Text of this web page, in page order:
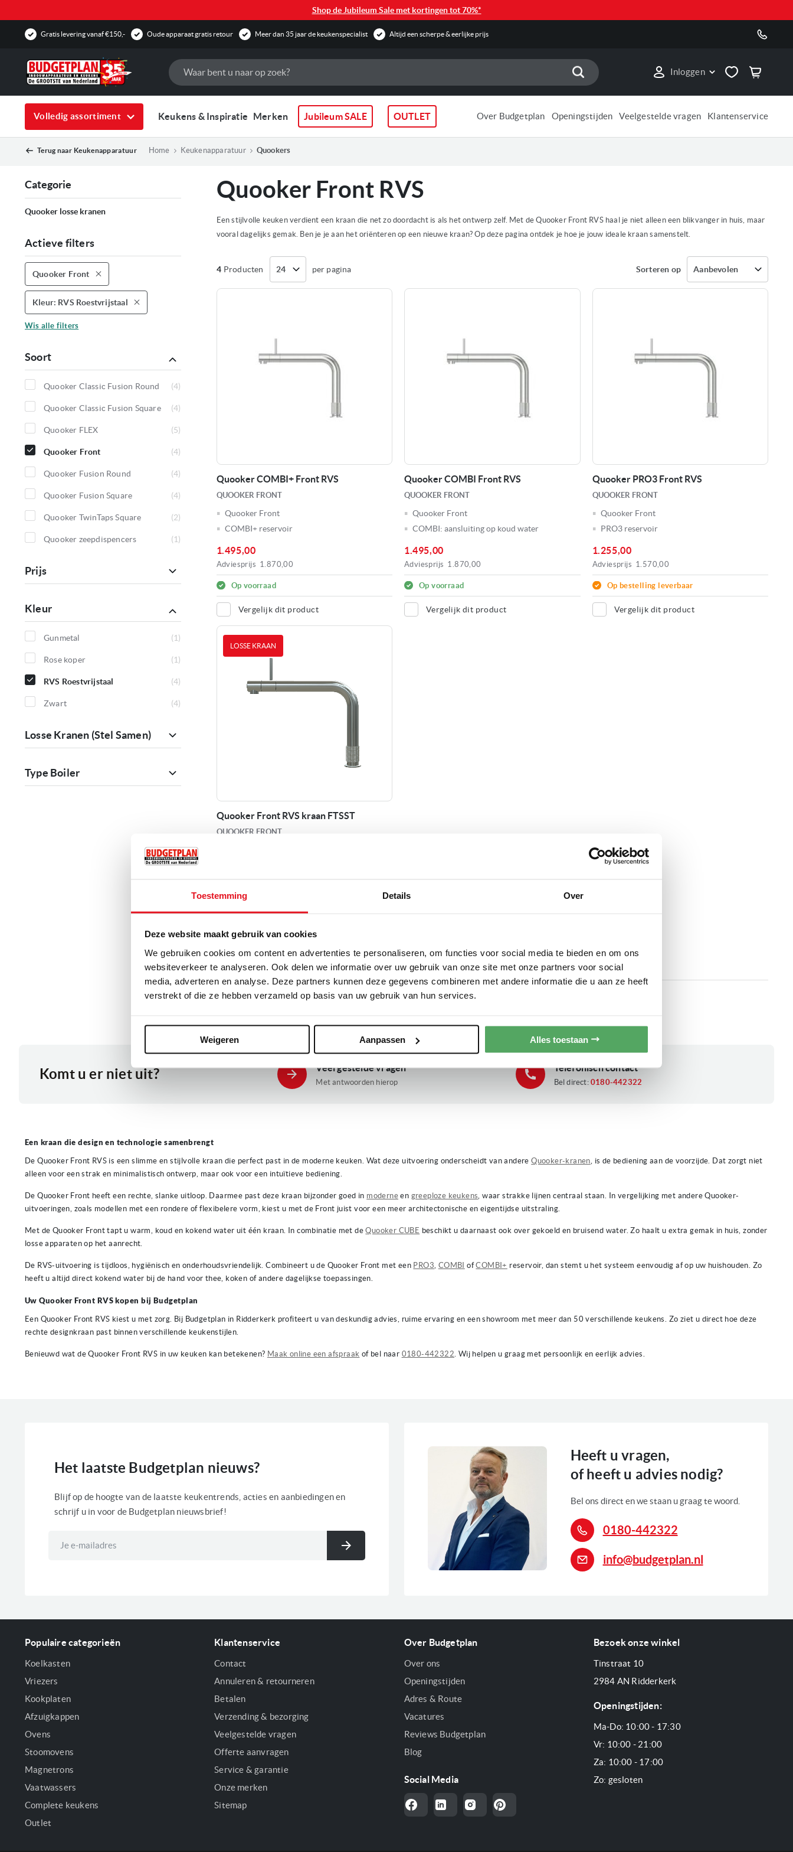
Toestemming Details Over
Deze website maakt gebruik van cookies
We gebruiken cookies om content en advertenties te personaliseren, om functies voor social media te bieden en om ons
websiteverkeer te analyseren. Ook delen we informatie over uw gebruik van onze site met onze partners voor social
media, adverteren en analyse. Deze partners kunnen deze gegevens combineren met andere informatie die u aan ze heeft
verstrekt of die ze hebben verzameld op basis van uw gebruik van hun services.
Weigeren Aanpassen Alles toestaan
Shop de Jubileum Sale met kortingen tot 70%*
Gratis levering vanaf €150,- Oude apparaat gratis retour Meer dan 35 jaar de keukenspecialist Altijd een scherpe & eerlijke prijs
Zoek
Zoek Inloggen
Volledig assortiment Keukens & Inspiratie Merken Jubileum SALE OUTLET Over Budgetplan Openingstijden Veelgestelde vragen Klantenservice
Terug naar Keukenapparatuur Home Keukenapparatuur Quookers
Quooker Front RVS
Een stijlvolle keuken verdient een kraan die net zo doordacht is als het ontwerp zelf. Met de Quooker Front RVS haal je niet alleen een blikvanger in huis, maar
vooral dagelijks gemak. Ben je je aan het oriënteren op een nieuwe kraan? Op deze pagina ontdek je hoe je jouw ideale kraan samenstelt.
4 Producten per pagina Sorteren op
Quooker COMBI+ Front RVS
QUOOKER FRONT
Quooker Front
COMBI+ reservoir
1.495,00
Adviesprijs 1.870,00
Op voorraad
Vergelijk dit product
Quooker COMBI Front RVS
QUOOKER FRONT
Quooker Front
COMBI: aansluiting op koud water
1.495,00
Adviesprijs 1.870,00
Op voorraad
Vergelijk dit product
Quooker PRO3 Front RVS
QUOOKER FRONT
Quooker Front
PRO3 reservoir
1.255,00
Adviesprijs 1.570,00
Op bestelling leverbaar
Vergelijk dit product
LOSSE KRAAN
Quooker Front RVS kraan FTSST
QUOOKER FRONT
Adviesprijs
Actieve filters
Quooker Front
Verwijder
dit
artikel
Kleur RVS Roestvrijstaal
Verwijder
dit
Wis alle filters
Categorie
Quooker losse kranen
Soort
Quooker Classic Fusion Round
4
Quooker Classic Fusion Square
4
Quooker FLEX
5
Quooker Front
4
Quooker Fusion Round
4
Quooker Fusion Square
4
Quooker TwinTaps Square
2
Quooker zeepdispencers
1
Prijs
Kleur
Gunmetal
1
Rose koper
1
RVS Roestvrijstaal
4
Zwart
4
Losse Kranen (stel Samen)
Type Boiler
Komt u er niet uit? Veel gestelde vragen
Met antwoorden hierop
Telefonisch contact
Bel direct:0180-442322
Een kraan die design en technologie samenbrengt
De Quooker Front RVS is een slimme en stijlvolle kraan die perfect past in de moderne keuken. Wat deze uitvoering onderscheidt van andereQuooker-kranen, is de bediening aan de voorzijde. Dat zorgt niet
alleen voor een strak en minimalistisch ontwerp, maar ook voor een intuïtieve bediening.
De Quooker Front heeft een rechte, slanke uitloop. Daarmee past deze kraan bijzonder goed in moderne en greeploze keukens, waar strakke lijnen centraal staan. In vergelijking met andere Quooker-
uitvoeringen, zoals modellen met een rondere of flexibelere vorm, kiest u met de Front juist voor een meer architectonische en eigentijdse uitstraling.
Met de Quooker Front tapt u warm, koud en kokend water uit één kraan. In combinatie met deQuooker CUBE beschikt u daarnaast ook over gekoeld en bruisend water. Zo haalt u extra gemak in huis, zonder
losse apparaten op het aanrecht.
De RVS-uitvoering is tijdloos, hygiënisch en onderhoudsvriendelijk. Combineert u de Quooker Front met een PRO3, COMBI ofCOMBI+ reservoir, dan stemt u het systeem eenvoudig af op uw huishouden. Zo
heeft u altijd direct kokend water bij de hand voor thee, koken of andere dagelijkse toepassingen.
Uw Quooker Front RVS kopen bij Budgetplan
Een Quooker Front RVS kiest u met zorg. Bij Budgetplan in Ridderkerk profiteert u van deskundig advies, ruime ervaring en een showroom met meer dan 50 verschillende keukens. Zo ziet u direct hoe deze
rechte designkraan past binnen verschillende keukenstijlen.
Benieuwd wat de Quooker Front RVS in uw keuken kan betekenen? Maak online een afspraak of bel naar 0180-442322. Wij helpen u graag met persoonlijk en eerlijk advies.
Het laatste Budgetplan nieuws?
Blijf op de hoogte van de laatste keukentrends, acties en aanbiedingen en
schrijf u in voor de Budgetplan nieuwsbrief!
Inschrijven
Heeft u vragen,
of heeft u advies nodig?
Bel ons direct en we staan u graag te woord.
0180-442322
info@budgetplan.nl
Populaire categorieën
Koelkasten
Vriezers
Kookplaten
Afzuigkappen
Ovens
Stoomovens
Magnetrons
Vaatwassers
Complete keukens
Outlet
Klantenservice
Contact
Annuleren & retourneren
Betalen
Verzending & bezorging
Veelgestelde vragen
Offerte aanvragen
Service & garantie
Onze merken
Sitemap
Over Budgetplan
Over ons
Openingstijden
Adres & Route
Vacatures
Reviews Budgetplan
Blog
Social Media
Bezoek onze winkel
Tinstraat 10
2984 AN Ridderkerk
Openingstijden:
Ma-Do: 10:00 - 17:30
Vr: 10:00 - 21:00
Za: 10:00 - 17:00
Zo: gesloten